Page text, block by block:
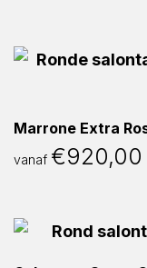
Marrone Extra
vanaf €920,00